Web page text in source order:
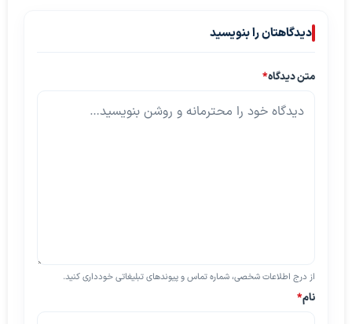
دیدگاهتان را بنویسید
متن دیدگاه*
از درج اطلاعات شخصی، شماره تماس و پیوندهای تبلیغاتی خودداری کنید.
نام*